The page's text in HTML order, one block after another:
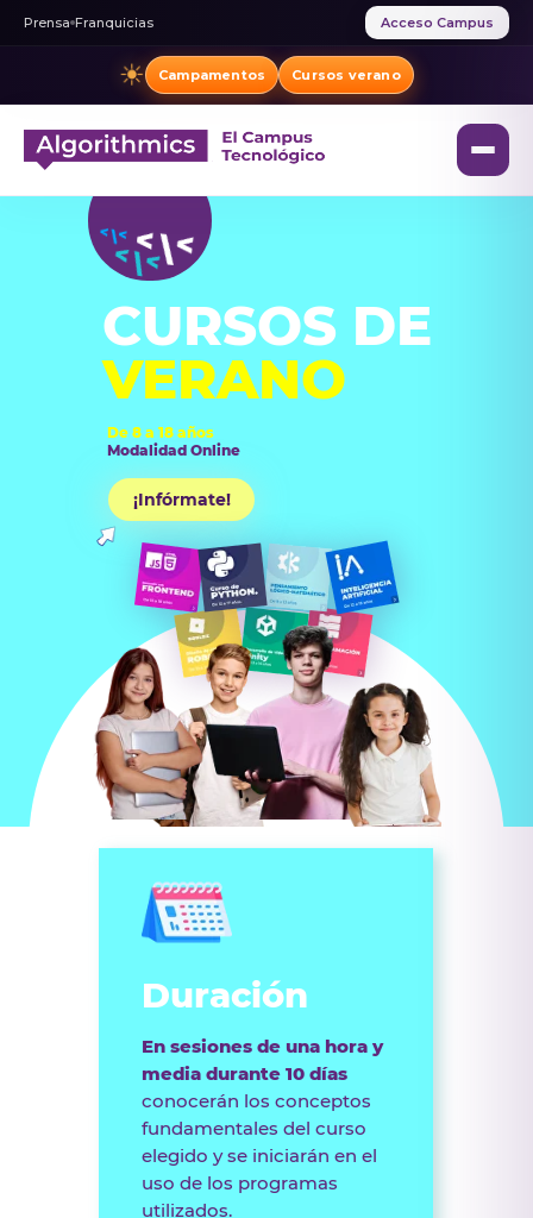
Prensa Franquicias Acceso Campus
☀ Campamentos Cursos verano
CURSOS DE
VERANO
De 8 a 18 años
Modalidad Online
¡Infórmate!
En sesiones de una hora y
media durante 10 días
conocerán los conceptos
fundamentales del curso
elegido y se iniciarán en el
uso de los programas
utilizados.
Duración